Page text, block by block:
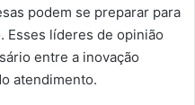
podem se preparar para
Esses líderes de opinião
entre a inovação
atendimento.